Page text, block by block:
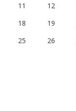
11
12
18
19
25
26